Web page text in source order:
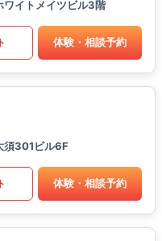
イトメイツビル3階
体験・相談予約
301ビル6F
体験・相談予約